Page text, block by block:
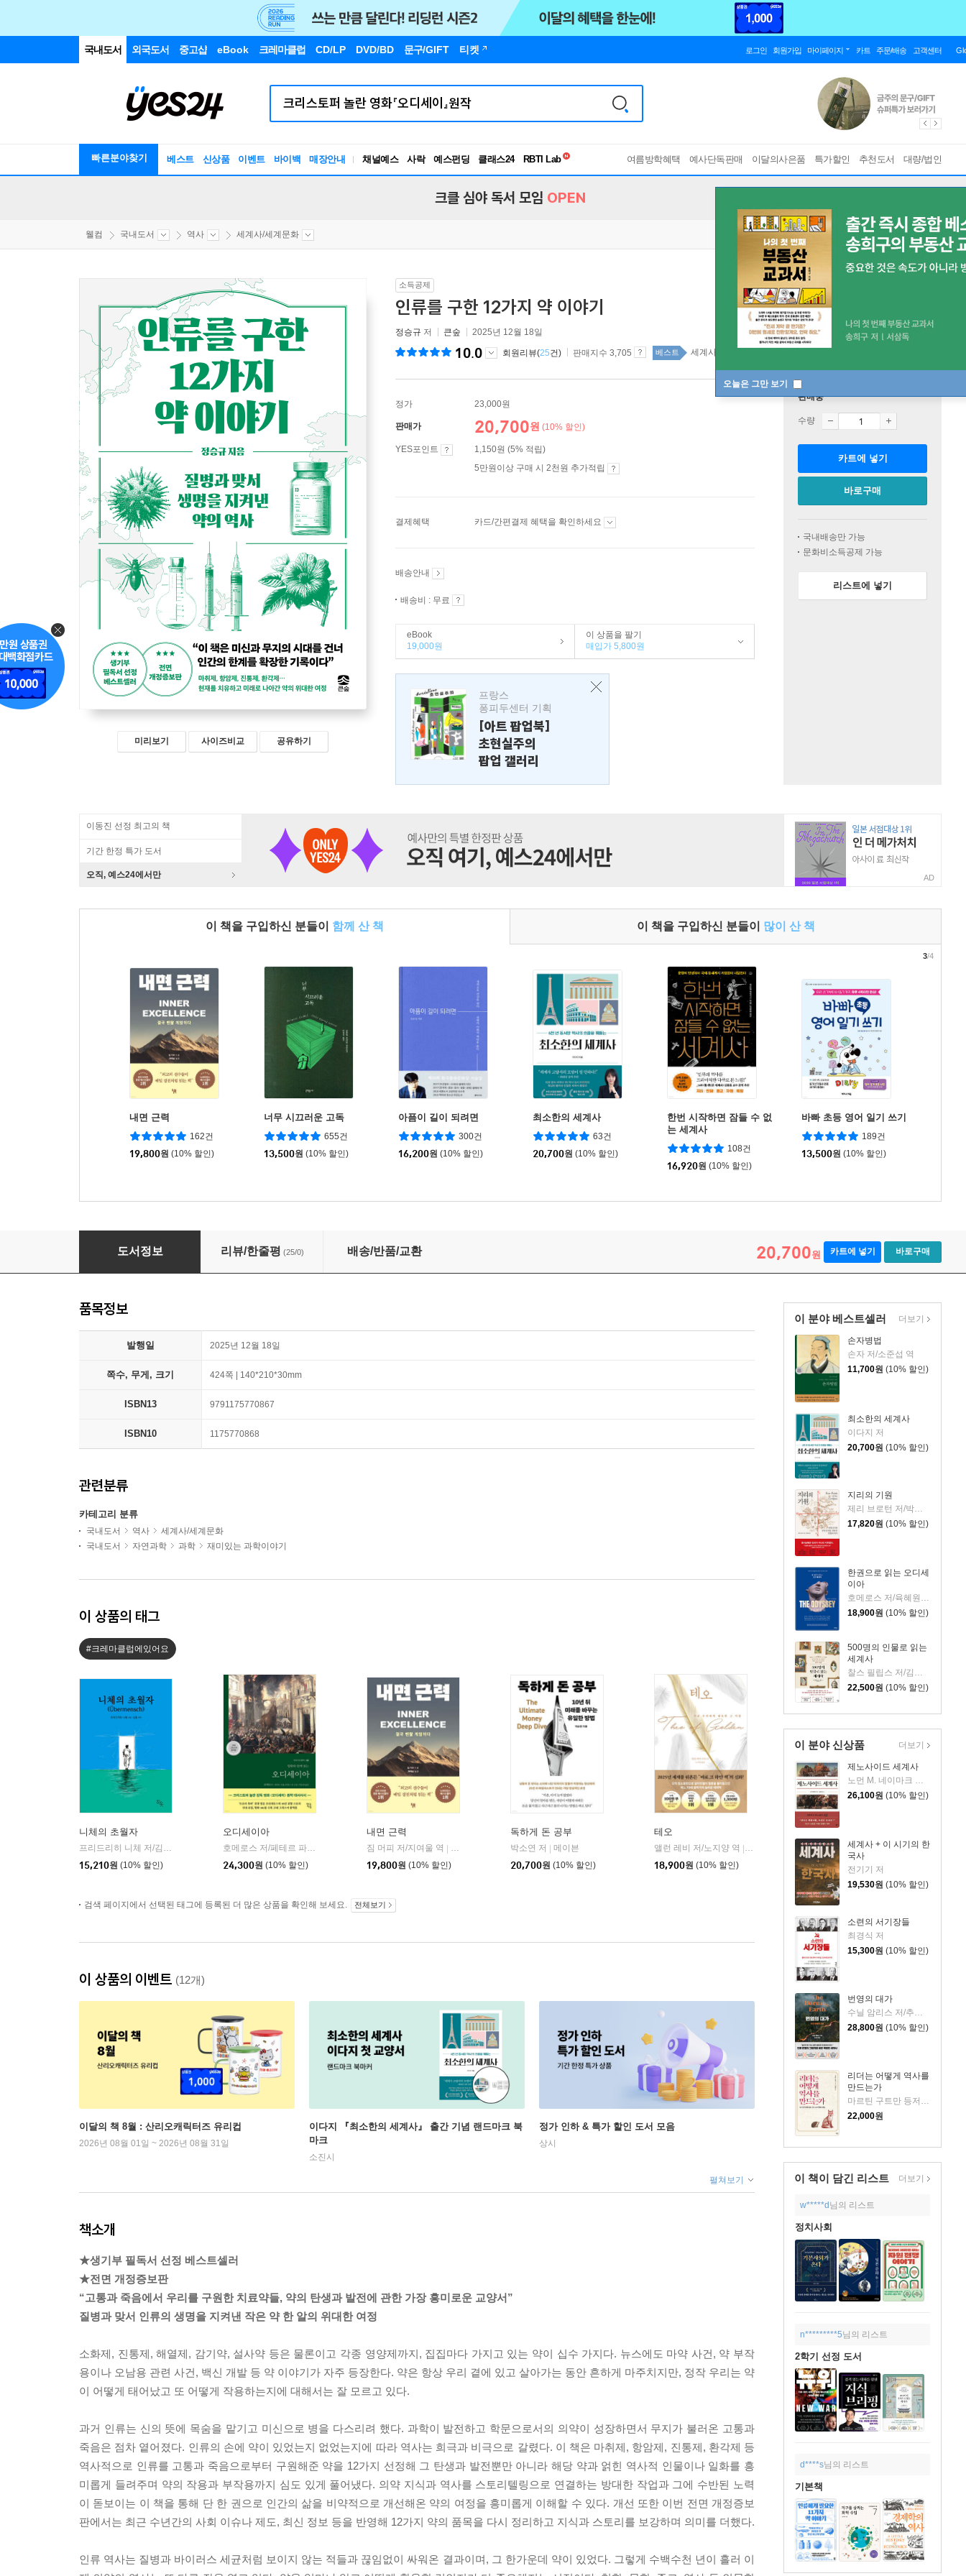
국내도서 외국도서 중고샵 eBook 크레마클럽 CD/LP DVD/BD 문구/GIFT 티켓 로그인 회원가입 마이페이지 카트 주문/배송 고객센터
빠른분야찾기 베스트 신상품 이벤트 바이백 매장안내 채널예스 사락 예스펀딩 클래스24
독서유형검사
여름방학혜택 예사단독판매 이달의사은품 특가할인 추천도서 대량/법인
오늘은 그만 보기
크클 심야 독서 모임 OPEN
웰컴 국내도서 역사 세계사/세계문화
미리보기 사이즈비교 공유하기
소득공제
인류를 구한 12가지 약 이야기
정승규 저 큰숲 2025년 12월 18일
10.0 회원리뷰(25건) 판매지수 3,705 베스트 세계사/세계문화 69위
정가 23,000원
판매가 20,700원 (10% 할인)
YES포인트
1,150원 (5% 적립)
5만원이상 구매 시 2천원 추가적립
결제혜택 카드/간편결제 혜택을 확인하세요
배송안내
배송비 : 무료
eBook
19,000원
이 상품을 팔기
매입가 5,800원
프랑스
퐁피두센터 기획
[아트 팝업북]
초현실주의
팝업 갤러리
판매중
수량
카트에 넣기
바로구매
국내배송만 가능
문화비소득공제 가능
리스트에 넣기
이동진 선정 최고의 책
기간 한정 특가 도서
오직, 예스24에서만 AD
이 책을 구입하신 분들이 함께 산 책 이 책을 구입하신 분들이 많이 산 책
내면 근력
162건
19,800원 (10% 할인)
너무 시끄러운 고독
655건
13,500원 (10% 할인)
아픔이 길이 되려면
300건
16,200원 (10% 할인)
최소한의 세계사
63건
20,700원 (10% 할인)
한번 시작하면 잠들 수 없
는 세계사
108건
16,920원 (10% 할인)
바빠 초등 영어 일기 쓰기
189건
13,500원 (10% 할인)
3/4
인류를 구한 12가지 약 이야기
도서정보 리뷰/한줄평 (25/0) 배송/반품/교환 20,700원 카트에 넣기 바로구매
이 분야 베스트셀러
손자병법
손자 저/소준섭 역
11,700원 (10% 할인)
최소한의 세계사
이다지 저
20,700원 (10% 할인)
지리의 기원
제리 브로턴 저/박세연 역
17,820원 (10% 할인)
한권으로 읽는 오디세
이아
호메로스 저/육혜원 역
18,900원 (10% 할인)
500명의 인물로 읽는
세계사
찰스 필립스 저/김봉중 감수/임지연 역
22,500원 (10% 할인)
더보기
이 분야 신상품
제노사이드 세계사
노먼 M. 네이마크 저/김상기 역
26,100원 (10% 할인)
세계사 + 이 시기의 한
국사
전기기 저
19,530원 (10% 할인)
소련의 서기장들
최경식 저
15,300원 (10% 할인)
번영의 대가
수닐 암리스 저/추선영 역
28,800원 (10% 할인)
리더는 어떻게 역사를
만드는가
22,000원
더보기
이 책이 담긴 리스트 더보기
w*****d 님의 리스트
정치사회
n*********5님의 리스트
2학기 선정 도서
d****s님의 리스트
기본책
품목정보
발행일 2025년 12월 18일
쪽수, 무게, 크기 424쪽 | 140*210*30mm
ISBN13 9791175770867
ISBN10 1175770868
관련분류
카테고리 분류
국내도서 역사
세계사/세계문화
국내도서
자연과학 과학 재미있는 과학이야기
이 상품의 태그
#크레마클럽에있어요
니체의 초월자
프리드리히 니체 저/김철 편역
15,210원 (10% 할인)
오디세이아
호메로스 저/페테르 파울 루벤스 그림/박문재 역 | 현대지성
24,300원 (10% 할인)
내면 근력
짐 머피 저/지여울 역
윌북(willbook)
19,800원 (10% 할인)
독하게 돈 공부
박소연 저
메이븐
20,700원 (10% 할인)
테오
앨런 레비 저/노지양 역
오팬하우스
18,900원 (10% 할인)
검색 페이지에서 선택된 태그에 등록된 더 많은 상품을 확인해 보세요. 전체보기
이 상품의 이벤트 (12개)
이달의 책 8월 : 산리오캐릭터즈 유리컵
2026년 08월 01일 ~ 2026년 08월 31일
이다지 『최소한의 세계사』 출간 기념 랜드마크 북
마크
소진시
정가 인하 & 특가 할인 도서 모음
상시
펼쳐보기
책소개
★생기부 필독서 선정 베스트셀러
★전면 개정증보판
“고통과 죽음에서 우리를 구원한 치료약들, 약의 탄생과 발전에 관한 가장 흥미로운 교양서”
질병과 맞서 인류의 생명을 지켜낸 작은 약 한 알의 위대한 여정
소화제, 진통제, 해열제, 감기약, 설사약 등은 물론이고 각종 영양제까지, 집집마다 가지고 있는 약이 십수 가지다. 뉴스에도 마약 사건, 약 부작
용이나 오남용 관련 사건, 백신 개발 등 약 이야기가 자주 등장한다. 약은 항상 우리 곁에 있고 살아가는 동안 흔하게 마주치지만, 정작 우리는 약
이 어떻게 태어났고 또 어떻게 작용하는지에 대해서는 잘 모르고 있다.
과거 인류는 신의 뜻에 목숨을 맡기고 미신으로 병을 다스리려 했다. 과학이 발전하고 학문으로서의 의약이 성장하면서 무지가 불러온 고통과
죽음은 점차 옅어졌다. 인류의 손에 약이 있었는지 없었는지에 따라 역사는 희극과 비극으로 갈렸다. 이 책은 마취제, 항암제, 진통제, 환각제 등
역사적으로 인류를 고통과 죽음으로부터 구원해준 약을 12가지 선정해 그 탄생과 발전뿐만 아니라 해당 약과 얽힌 역사적 인물이나 일화를 흥
미롭게 들려주며 약의 작용과 부작용까지 심도 있게 풀어냈다. 의약 지식과 역사를 스토리텔링으로 연결하는 방대한 작업과 그에 수반된 노력
이 돋보이는 이 책을 통해 단 한 권으로 인간의 삶을 비약적으로 개선해온 약의 여정을 흥미롭게 이해할 수 있다. 개선 또한 이번 전면 개정증보
판에서는 최근 수년간의 사회 이슈나 제도, 최신 정보 등을 반영해 12가지 약의 품목을 다시 정리하고 지식과 스토리를 보강하며 의미를 더했다.
인류 역사는 질병과 바이러스 세균처럼 보이지 않는 적들과 끊임없이 싸워온 결과이며, 그 한가운데 약이 있었다. 그렇게 수백수천 년이 흘러 이